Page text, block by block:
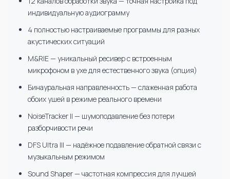
индивидуальную аудиограмму
4 полностью настраиваемые программы для разных
акустических ситуаций
M&RIE — уникальный ресивер с встроенным
микрофоном в ухе для естественного звука (опция)
Бинауральная направленность — слаженная работа
обоих ушей в режиме реального времени
NoiseTracker II — шумоподавление без потери
разборчивости речи
DFS Ultra III — надёжное подавление обратной связи с
музыкальным режимом
Sound Shaper — частотная компрессия для лучшей